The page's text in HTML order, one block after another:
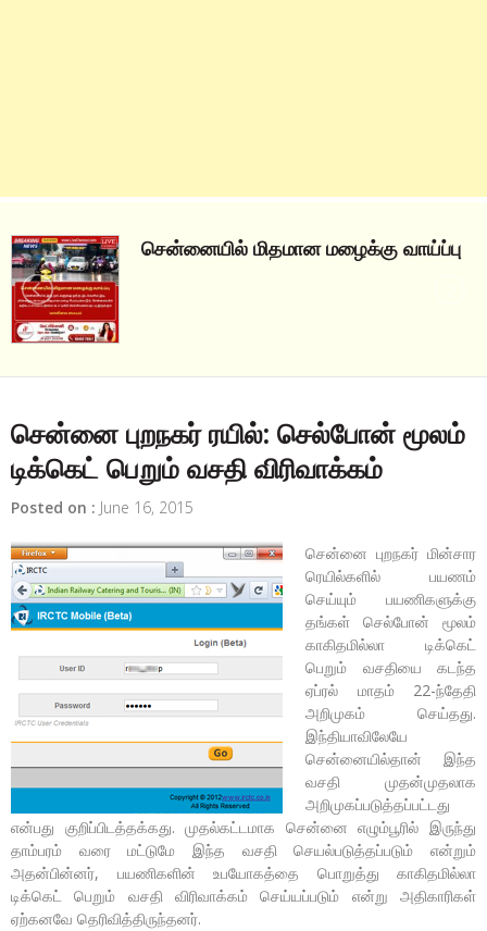
சென்னையில் மிதமான மழைக்கு வாய்ப்பு
சென்னை புறநகர் ரயில்: செல்போன் மூலம்
டிக்கெட் பெறும் வசதி விரிவாக்கம்
Posted on : June 16, 2015
சென்னை புறநகர் மின்சார
ரெயில்களில் பயணம்
செய்யும் பயணிகளுக்கு
தங்கள் செல்போன் மூலம்
காகிதமில்லா டிக்கெட்
பெறும் வசதியை கடந்த
ஏப்ரல் மாதம் 22-ந்தேதி
அறிமுகம் செய்தது.
இந்தியாவிலேயே
சென்னையில்தான் இந்த
வசதி முதன்முதலாக
அறிமுகப்படுத்தப்பட்டது
என்பது குறிப்பிடத்தக்கது. முதல்கட்டமாக சென்னை எழும்பூரில் இருந்து
தாம்பரம் வரை மட்டுமே இந்த வசதி செயல்படுத்தப்படும் என்றும்
அதன்பின்னர், பயணிகளின் உபயோகத்தை பொறுத்து காகிதமில்லா
டிக்கெட் பெறும் வசதி விரிவாக்கம் செய்யப்படும் என்று அதிகாரிகள்
ஏற்கனவே தெரிவித்திருந்தனர்.